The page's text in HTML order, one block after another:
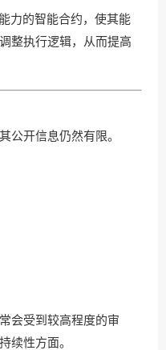
力的智能合约，使其能
整执行逻辑，从而提高
公开信息仍然有限。
会受到较高程度的审
续性方面。